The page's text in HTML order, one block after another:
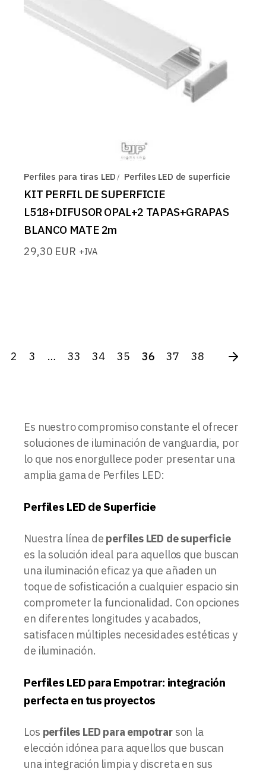
Perfiles para tiras LED Perfiles LED de superficie
KIT PERFIL DE SUPERFICIE
L518+DIFUSOR OPAL+2 TAPAS+GRAPAS
BLANCO MATE 2m
29,30 EUR +IVA
2 3 … 33 34 35 36 37 38
Es nuestro compromiso constante el ofrecer
soluciones de iluminación de vanguardia, por
lo que nos enorgullece poder presentar una
amplia gama de Perfiles LED:
Perfiles LED de Superficie
Nuestra línea de perfiles LED de superficie
es la solución ideal para aquellos que buscan
una iluminación eficaz ya que añaden un
toque de sofisticación a cualquier espacio sin
comprometer la funcionalidad. Con opciones
en diferentes longitudes y acabados,
satisfacen múltiples necesidades estéticas y
de iluminación.
Perfiles LED para Empotrar: integración
perfecta en tus proyectos
Los perfiles LED para empotrarson la
elección idónea para aquellos que buscan
una integración limpia y discreta en sus